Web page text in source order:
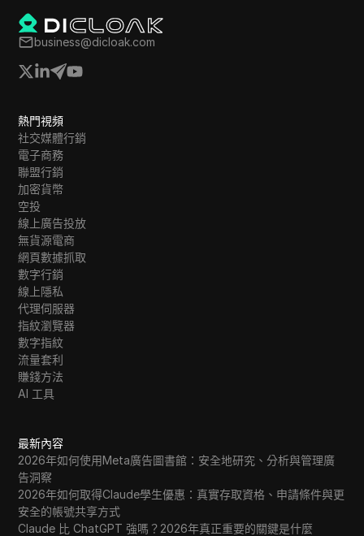
business@dicloak.com
熱門視頻
社交媒體行銷
電子商務
聯盟行銷
加密貨幣
空投
線上廣告投放
無貨源電商
網頁數據抓取
數字行銷
線上隱私
代理伺服器
指紋瀏覽器
數字指紋
流量套利
賺錢方法
AI 工具
最新內容
2026年如何使用Meta廣告圖書館：安全地研究、分析與管理廣
告洞察
2026年如何取得Claude學生優惠：真實存取資格、申請條件與更
安全的帳號共享方式
Claude 比 ChatGPT 強嗎？2026年真正重要的關鍵是什麼